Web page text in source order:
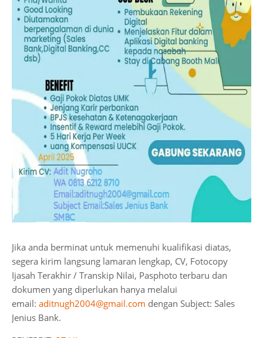
Jika anda berminat untuk memenuhi kualifikasi diatas,
segera kirim langsung lamaran lengkap, CV, Fotocopy
Ijasah Terakhir / Transkip Nilai, Pasphoto terbaru dan
dokumen yang diperlukan hanya melalui
email: aditnugh2004@gmail.com dengan Subject: Sales
Jenius Bank.